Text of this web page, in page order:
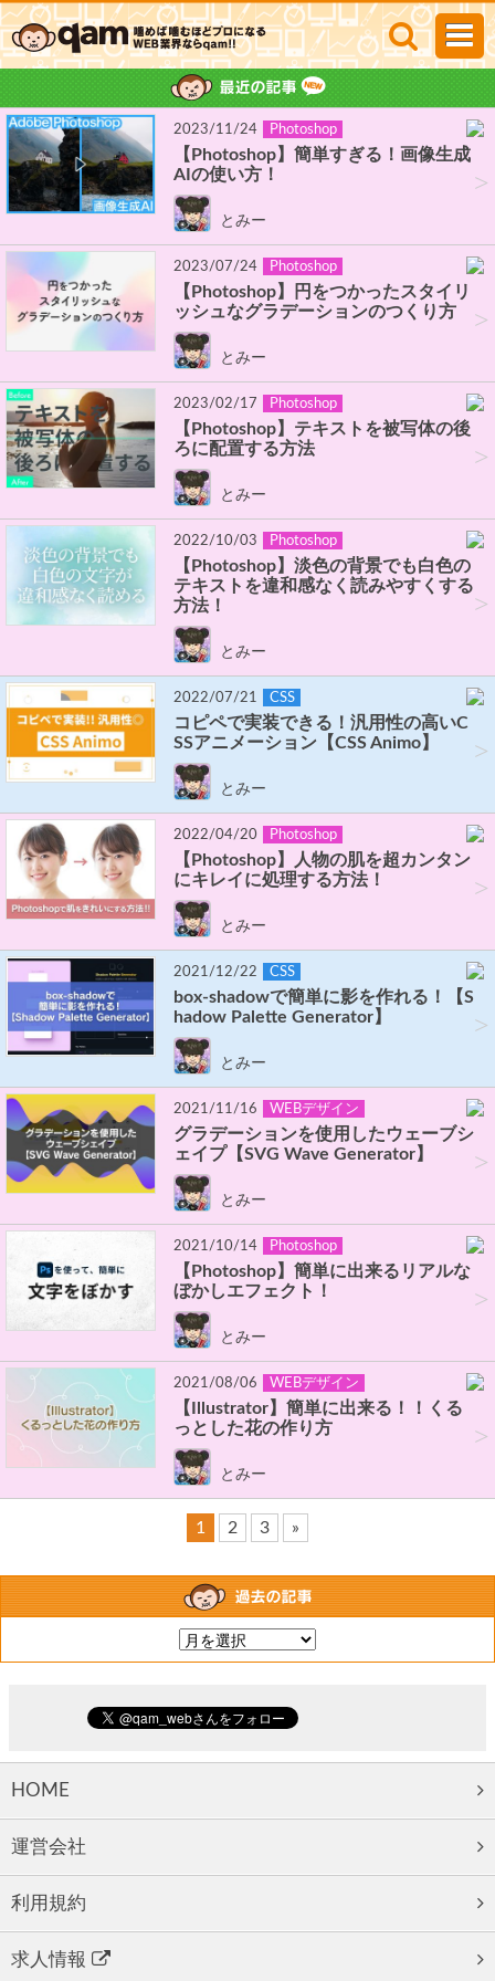
>
2023/11/24 Photoshop
【Photoshop】簡単すぎる！画像生成
AIの使い方！
とみー
>
2023/07/24 Photoshop
【Photoshop】円をつかったスタイリ
ッシュなグラデーションのつくり方
とみー
>
2023/02/17 Photoshop
【Photoshop】テキストを被写体の後
ろに配置する方法
とみー
>
2022/10/03 Photoshop
【Photoshop】淡色の背景でも白色の
テキストを違和感なく読みやすくする
方法！
とみー
>
2022/07/21 CSS
コピペで実装できる！汎用性の高いC
SSアニメーション【CSS Animo】
とみー
>
2022/04/20 Photoshop
【Photoshop】人物の肌を超カンタン
にキレイに処理する方法！
とみー
>
2021/12/22 CSS
box-shadowで簡単に影を作れる！【S
hadow Palette Generator】
とみー
>
2021/11/16 WEBデザイン
グラデーションを使用したウェーブシ
ェイプ【SVG Wave Generator】
とみー
>
2021/10/14 Photoshop
【Photoshop】簡単に出来るリアルな
ぼかしエフェクト！
とみー
>
2021/08/06 WEBデザイン
【Illustrator】簡単に出来る！！くる
っとした花の作り方
とみー
1 2 3 »
HOME
運営会社
利用規約
求人情報